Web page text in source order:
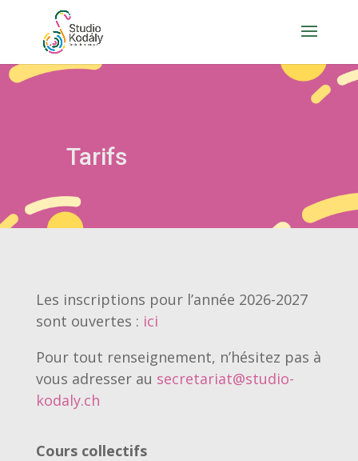
Tarifs
Les inscriptions pour l’année 2026-2027
sont ouvertes : ici
Pour tout renseignement, n’hésitez pas à
vous adresser au secretariat@studio-
kodaly.ch
Cours collectifs